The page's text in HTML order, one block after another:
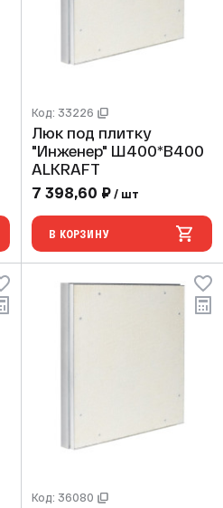
Код: 33226
Люк под плитку
"Инженер" Ш400*В400
ALKRAFT
7 398,60 ₽ / шт
В КОРЗИНУ
Код: 36080